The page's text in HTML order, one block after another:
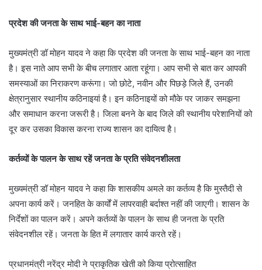
प्रदेश की जनता के साथ भाई-बहन का नाता
मुख्यमंत्री डॉ मोहन यादव ने कहा कि प्रदेश की जनता के साथ भाई-बहन का नाता
है। इस नाते आप सभी के बीच लगातार आता रहूंगा। आप सभी से बात कर आपकी
समस्याओं का निराकरण करूंगा। जो छोटे, नवीन और पिछड़े जिले हैं, उनकी
क्षेत्रानुसार स्थानीय कठिनाइयां है। इन कठिनाइयों को मौके पर जाकर समझना
और समाधान करना जरूरी है। जिला बनने के बाद जिले की स्थानीय परेशानियों को
दूर कर उसका विकास करना राज्य शासन का दायित्व है।
कर्तव्यों के पालन के साथ रहें जनता के प्रति संवेदनशीलता
मुख्यमंत्री डॉ मोहन यादव ने कहा कि शासकीय अमले का कर्तव्य है कि मुस्तैदी से
अपना कार्य करें। जनहित के कार्यों में लापरवाही बर्दाश्त नहीं की जाएगी। शासन के
निर्देशों का पालन करें। अपने कर्तव्यों के पालन के साथ ही जनता के प्रति
संवेदनशील रहें। जनता के हित में लगातार कार्य करते रहें।
प्रधानमंत्री नरेंद्र मोदी ने प्राकृतिक खेती को किया प्रोत्साहित